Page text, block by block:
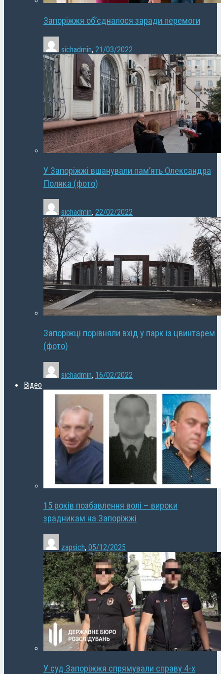
Запоріжжя об’єдналося заради перемоги
sichadmin, 21/03/2022
У Запоріжжі вшанували пам’ять Олександра
Поляка (фото)
sichadmin, 22/02/2022
Запоріжці порівняли вхід у парк із цвинтарем
(фото)
sichadmin, 16/02/2022
Відео
15 років позбавлення волі – вироки
зрадникам на Запоріжжі
zapsich, 05/12/2025
У суд Запоріжжя спрямували справу 4-х